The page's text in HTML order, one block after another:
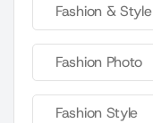
Fashion & Style
Fashion Photo
Fashion Style